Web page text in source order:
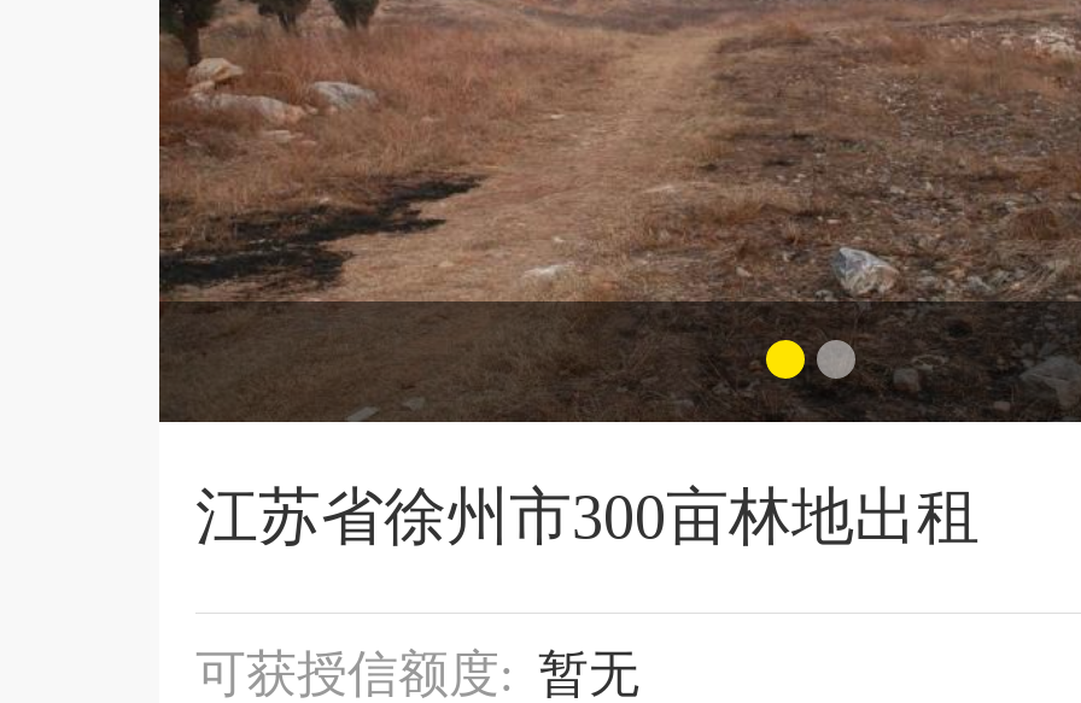
江苏省徐州市300亩林地出租
可获授信额度: 暂无